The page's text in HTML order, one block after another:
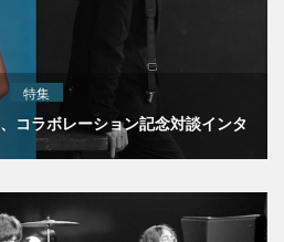
特集
コラボレーション記念対談インタ